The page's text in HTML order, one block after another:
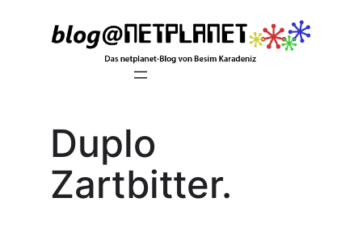
Duplo
Zartbitter.